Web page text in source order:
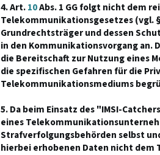
4. Art.10Abs. 1 GG folgt nicht dem
Telekommunikationsgesetzes (vgl.
Grundrechtsträger und dessen
in den Kommunikationsvorgang an.
die Bereitschaft zur Nutzung eines
die spezifischen Gefahren für die
Telekommunikationsmediums
5. Da beim Einsatz des "IMSI-
eines
Strafverfolgungsbehörden selbst
hierbei erhobenen Daten nicht